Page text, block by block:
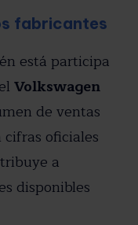
fabricantes
está participa
Volkswagen
de ventas
oficiales
a
disponibles